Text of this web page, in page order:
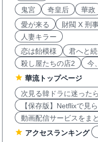
鬼宮
奇皇后 華政
愛が来る
財閥 X 刑
人妻キラー
恋は飴模様
君へと
殺し屋たちの店2
今
華流トップページ
次見る韓ドラに迷った
【保存版】Netflixで見
動画配信サービスをま
アクセスランキング